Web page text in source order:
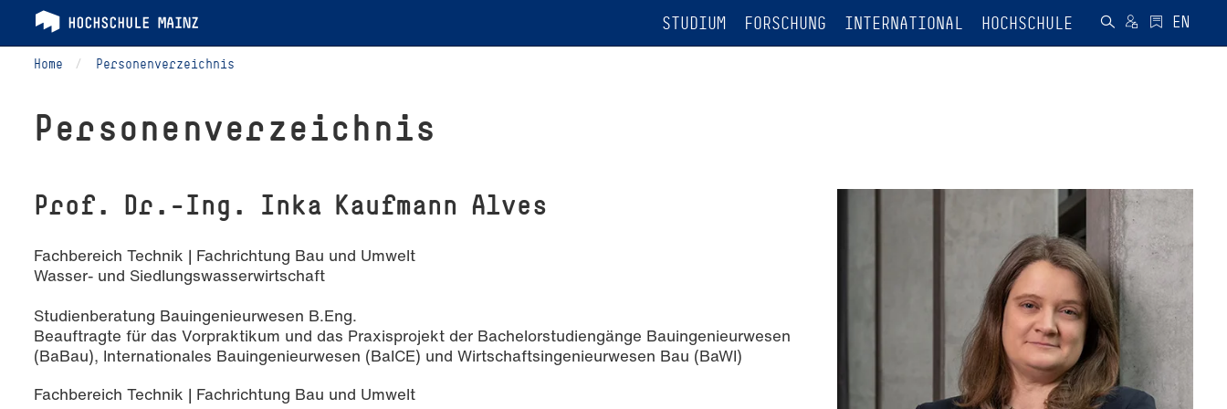
STUDIUM FORSCHUNG INTERNATIONAL HOCHSCHULE
Home Personenverzeichnis
Per­so­nen­ver­zeich­nis
Prof. Dr.-Ing. Inka Kaufmann Alves
Fachbereich Technik | Fachrichtung Bau und Umwelt
Wasser- und Siedlungswasserwirtschaft
Studienberatung Bauingenieurwesen B.Eng.
Beauftragte für das Vorpraktikum und das Praxisprojekt der Bachelorstudiengänge Bauingenieurwesen
(BaBau), Internationales Bauingenieurwesen (BaICE) und Wirtschaftsingenieurwesen Bau (BaWI)
Fachbereich Technik | Fachrichtung Bau und Umwelt